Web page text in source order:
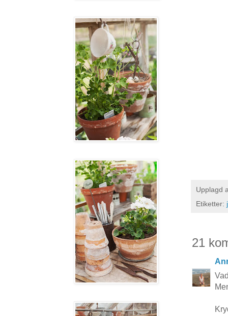
Upplagd
Etiketter:
21